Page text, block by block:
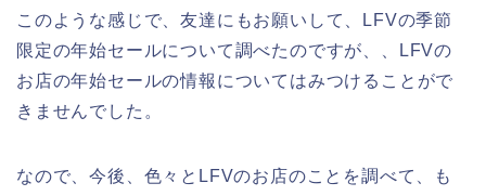
このような感じで、友達にもお願いして、LFVの季節
限定の年始セールについて調べたのですが、、LFVの
お店の年始セールの情報についてはみつけることがで
きませんでした。
なので、今後、色々とLFVのお店のことを調べて、も